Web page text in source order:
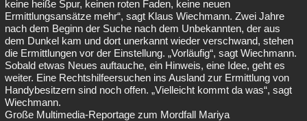
keine heiße Spur, keinen roten Faden, keine neuen
Ermittlungsansätze mehr“, sagt Klaus Wiechmann. Zwei Jahre
nach dem Beginn der Suche nach dem Unbekannten, der aus
dem Dunkel kam und dort unerkannt wieder verschwand, stehen
die Ermittlungen vor der Einstellung. „Vorläufig“, sagt Wiechmann.
Sobald etwas Neues auftauche, ein Hinweis, eine Idee, geht es
weiter. Eine Rechtshilfeersuchen ins Ausland zur Ermittlung von
Handybesitzern sind noch offen. „Vielleicht kommt da was“, sagt
Wiechmann.
Große Multimedia-Reportage zum Mordfall Mariya